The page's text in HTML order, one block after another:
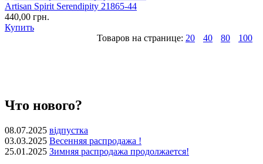
Artisan Spirit Serendipity 21865-44
440,00 грн.
Купить
Товаров на странице: 20 40 80 100
Что нового?
08.07.2025 відпустка
03.03.2025 Весенняя распродажа !
25.01.2025 Зимняя распродажа продолжается!